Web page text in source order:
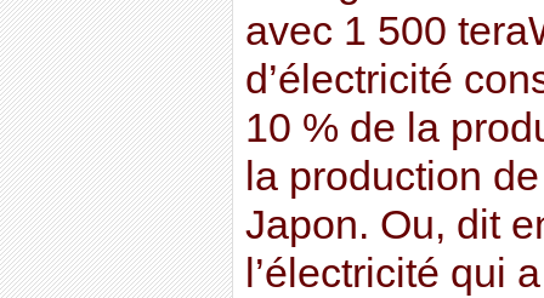
avec 1 500
d’électricité
10 % de la
la production
Japon. Ou, dit
l’électricité qui